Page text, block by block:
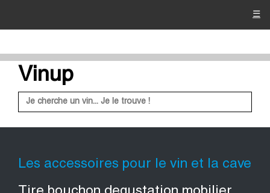
☰
Vinup
Les accessoires pour le vin et la cave